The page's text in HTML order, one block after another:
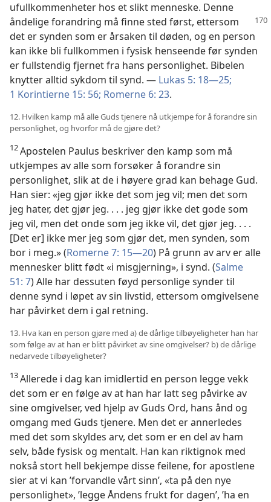
ufullkommenheter hos et slikt menneske. Denne
åndelige forandring må finne sted først, ettersom
det er synden som er årsaken til døden, og en person
kan ikke bli fullkommen i fysisk henseende før synden
er fullstendig fjernet fra hans personlighet. Bibelen
knytter alltid sykdom til synd. — Lukas 5: 18—25;
1 Korintierne 15: 56; Romerne 6: 23.
12. Hvilken kamp må alle Guds tjenere nå utkjempe for å forandre sin
personlighet, og hvorfor må de gjøre det?
12Apostelen Paulus beskriver den kamp som må
utkjempes av alle som forsøker å forandre sin
personlighet, slik at de i høyere grad kan behage Gud.
Han sier: «jeg gjør ikke det som jeg vil; men det som
jeg hater, det gjør jeg. . . . jeg gjør ikke det gode som
jeg vil, men det onde som jeg ikke vil, det gjør jeg. . . .
[Det er] ikke mer jeg som gjør det, men synden, som
bor i meg.» (Romerne 7: 15—20) På grunn av arv er alle
mennesker blitt født «i misgjerning», i synd. (Salme
51: 7) Alle har dessuten føyd personlige synder til
denne synd i løpet av sin livstid, ettersom omgivelsene
har påvirket dem i gal retning.
13. Hva kan en person gjøre med a) de dårlige tilbøyeligheter han har
som følge av at han er blitt påvirket av sine omgivelser? b) de dårlige
nedarvede tilbøyeligheter?
13Allerede i dag kan imidlertid en person legge vekk
det som er en følge av at han har latt seg påvirke av
sine omgivelser, ved hjelp av Guds Ord, hans ånd og
omgang med Guds tjenere. Men det er annerledes
med det som skyldes arv, det som er en del av ham
selv, både fysisk og mentalt. Han kan riktignok med
nokså stort hell bekjempe disse feilene, for apostlene
sier at vi kan ’forvandle vårt sinn’, «ta på den nye
personlighet», ’legge Åndens frukt for dagen’, ’ha en